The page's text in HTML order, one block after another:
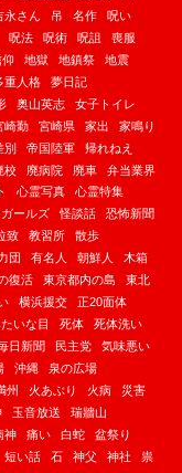
永さん 吊 名作
呪い
呪法 呪術 呪詛
喪服
仰 地獄 地鎮祭
地震
重人格
夢日記
奥山英志
女子トイレ
崎勤 宮崎県 家出
家鳴り
別 帝国陸軍
帰れねえ
校 廃病院 廃車
弁当業界
心霊写真
心霊特集
ールズ 怪談話
恐怖新聞
致 教習所
散歩
団 有名人 朝鮮人
木箱
復活 東京都内の島
東北
横浜援交
正20面体
いな目 死体
死体洗い
日新聞 民主党
気味悪い
沖縄
泉の広場
州 火あぶり 火病
災害
玉音放送
瑞牆山
神 痛い 白蛇
盆祭り
短い話 石 神父 神社
祟